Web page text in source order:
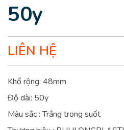
50y
LIÊN HỆ
Khổ rộng: 48mm
Độ dài: 50y
Màu sắc : Trắng trong suốt